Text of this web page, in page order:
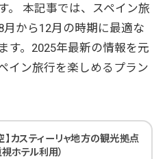
。 本記事では、スペイン旅
から12月の時期に最適な
す。2025年最新の情報を元
イン旅行を楽しめるプラン
カスティーリャ地方の観光拠点
ホテル利用）